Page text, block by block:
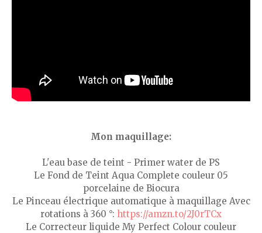
Mon maquillage:
L'eau base de teint - Primer water de PS
Le Fond de Teint Aqua Complete couleur 05
porcelaine de Biocura
Le Pinceau électrique automatique à maquillage Avec
rotations à 360 °: https://amzn.to/2J0rTCx
Le Correcteur liquide My Perfect Colour couleur